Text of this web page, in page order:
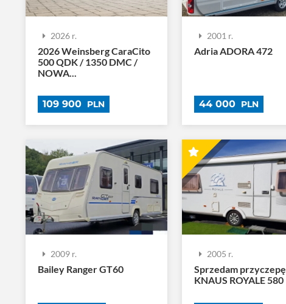
2026 r.
2026 Weinsberg CaraCito
500 QDK / 1350 DMC /
NOWA...
109 900 PLN
2001 r.
Adria ADORA 472
44 000 PLN
2009 r.
Bailey Ranger GT60
2005 r.
Sprzedam przyczepę
KNAUS ROYALE 580